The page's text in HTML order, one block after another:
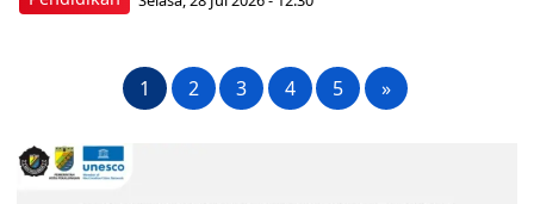
1 2 3 4 5 »